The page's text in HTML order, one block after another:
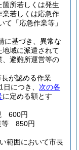
所若しくは発生
業若しくは応急作
て「応急作業等」
に基づき、異常な
域に派遣されて
、避難所運営等の
が認める作業
につき、 次の各
に定める額とす
600円
等 850円
範囲において市長